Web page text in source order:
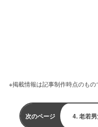
※掲載情報は記事制作時点のもの
次のページ 4. 老若